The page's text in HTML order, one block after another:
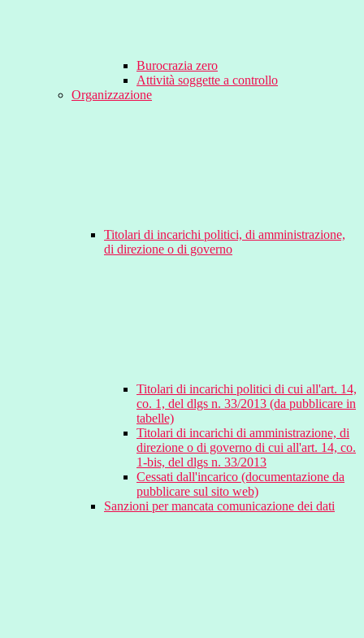
Burocrazia zero
Attività soggette a controllo
Organizzazione
Titolari di incarichi politici, di amministrazione,
di direzione o di governo
Titolari di incarichi politici di cui all'art. 14,
co. 1, del dlgs n. 33/2013 (da pubblicare in
tabelle)
Titolari di incarichi di amministrazione, di
direzione o di governo di cui all'art. 14, co.
1-bis, del dlgs n. 33/2013
Cessati dall'incarico (documentazione da
pubblicare sul sito web)
Sanzioni per mancata comunicazione dei dati